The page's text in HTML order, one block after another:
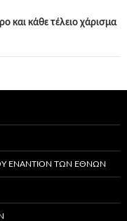
και κάθε τέλειο χάρισμα
ΕΝΑΝΤΊΟΝ ΤΩΝ ΕΘΝΏΝ